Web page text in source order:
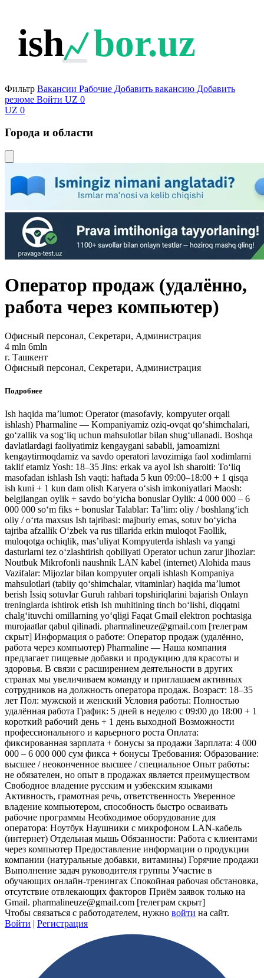
ish bor.uz
Фильтр Вакансии Рабочие Добавить вакансию Добавить
резюме Войти UZ 0
UZ 0
Города и области
Oператор продаж (удалённо,
работа через компьютер)
Офисный персонал, Секретари, Администрация
4 mln 6mln
г. Ташкент
Офисный персонал, Секретари, Администрация
Подробнее
Ish haqida ma’lumot: Operator (masofaviy, kompyuter orqali
ishlash) Pharmaline — Kompaniyamiz oziq-ovqat qo‘shimchalari,
go‘zallik va sog‘liq uchun mahsulotlar bilan shug‘ullanadi. Boshqa
davlatlardagi faoliyatimiz kengaygani sababli, jamoamizni
kengaytirmoqdamiz va savdo operatori lavozimiga faol xodimlarni
taklif etamiz Yosh: 18–35 Jins: erkak va ayol Ish sharoiti: To‘liq
masofadan ishlash Ish vaqti: haftada 5 kun 09:00–18:00 + 1 qisqa
ish kuni + 1 kun dam olish Karyera o‘sish imkoniyatlari Maosh:
belgilangan oylik + savdo bo‘yicha bonuslar Oylik: 4 000 000 – 6
000 000 so‘m fiks + bonuslar Talablar: Ta’lim: oliy / boshlang‘ich
oliy / o‘rta maxsus Ish tajribasi: majburiy emas, sotuv bo‘yicha
tajriba afzallik O‘zbek va rus tillarida erkin muloqot Faollik,
muloqotga ochiqlik, mas’uliyat Kompyuterda ishlash va yangi
dasturlarni tez o‘zlashtirish qobiliyati Operator uchun zarur jihozlar:
Noutbuk Mikrofonli naushnik LAN kabel (internet) Alohida maus
Vazifalar: Mijozlar bilan kompyuter orqali ishlash Kompaniya
mahsulotlari (tabiiy qo‘shimchalar, vitaminlar) haqida ma’lumot
berish İssiq sotuvlar Guruh rahbari topshiriqlarini bajarish Onlayn
treninglarda ishtirok etish Ish muhitining tinch bo‘lishi, diqqatni
chalg‘ituvchi omillarning yo‘qligi Faqat Gmail elektron pochtasiga
murojaatlar qabul qilinadi. pharmalineuze@gmail.com [телеграм
скрыт] Информация о работе: Oператор продаж (удалённо,
работа через компьютер) Pharmaline — Наша компания
предлагает пищевые добавки и продукцию для красоты и
здоровья. В связи с расширением деятельности в других
странах мы увеличиваем команду и приглашаем активных
сотрудников на должность оператора продаж. Возраст: 18–35
лет Пол: мужской и женский Условия работы: Полностью
удалённая работа График: 5 дней в неделю с 09:00 до 18:00 + 1
короткий рабочий день + 1 день выходной Возможности
профессионального и карьерного роста Оплата:
фиксированная зарплата + бонусы за продажи Зарплата: 4 000
000 – 6 000 000 сум фикса + бонусы Требования: Образование:
высшее / неоконченное высшее / специальное Опыт работы:
не обязателен, но опыт в продажах является преимуществом
Свободное владение русским и узбекским языками
Активность, грамотная речь, ответственность Уверенное
владение компьютером, способность быстро осваивать
рабочие программы Необходимое оборудование для
оператора: Ноутбук Наушники с микрофоном LAN-кабель
(интернет) Отдельная мышь Обязанности: Работа с клиентами
через компьютер Предоставление информации о продукции
компании (натуральные добавки, витамины) Горячие продажи
Выполнение задач руководителя группы Участие в
обучающих онлайн-тренингах Спокойная рабочая обстановка,
отсутствие отвлекающих факторов Приём заявок только на
Gmail. pharmalineuze@gmail.com [телеграм скрыт]
Чтобы связаться с работодателем, нужно войти на сайт.
Войти | Регистрация